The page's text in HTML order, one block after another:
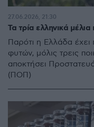
Τα τρία ελληνικά
Παρότι η Ελλάδα έχει
φυτών, μόλις τρεις
αποκτήσει
(ΠΟΠ)
27.06.2026, 21:30